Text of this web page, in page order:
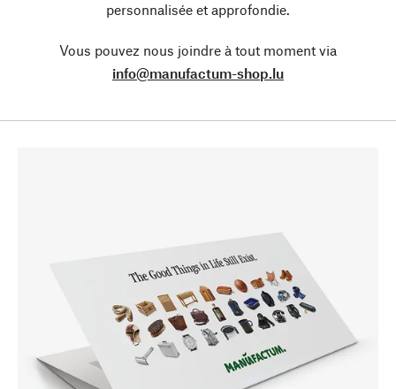
personnalisée et approfondie.
Vous pouvez nous joindre à tout moment via
info@manufactum-shop.lu